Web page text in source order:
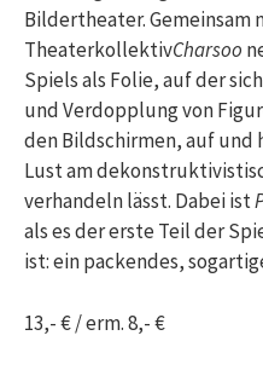
Bildertheater. Gemeinsam
TheaterkollektivCharsoo
Spiels als Folie, auf der
und Verdopplung von
den Bildschirmen, auf
Lust am
verhandeln lässt. Dabei ist
als es der erste Teil der
ist: ein packendes,
13,- € / erm. 8,- €